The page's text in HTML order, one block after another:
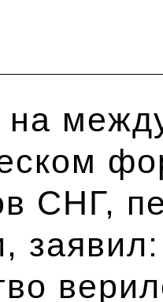
на
СНГ,